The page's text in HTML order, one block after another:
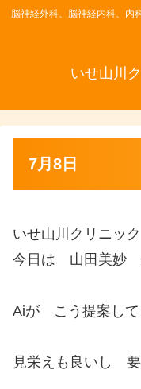
脳神経外科、脳神経内科、内
いせ山川
7月8日
いせ山川クリニッ
今日は 山田美
Aiが こう提案し
見栄えも良いし